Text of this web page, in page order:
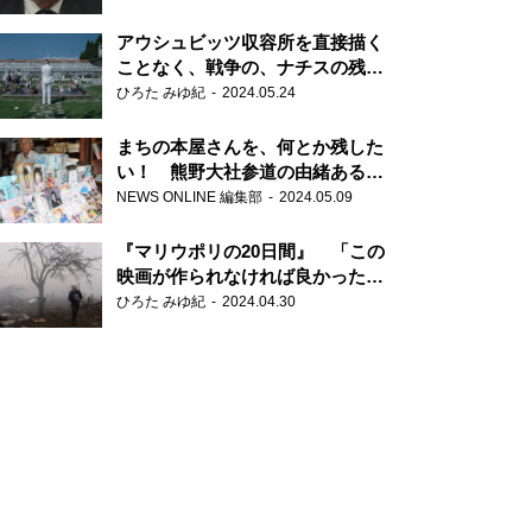
アウシュビッツ収容所を直接描く
ことなく、戦争の、ナチスの残虐
さが見える映画 『関心領域』
ひろた みゆ紀 2024.05.24
まちの本屋さんを、何とか残した
い！ 熊野大社参道の由緒ある書
店・三代目の強い思い
NEWS ONLINE 編集部 2024.05.09
『マリウポリの20日間』 「この
映画が作られなければ良かった」
と語る監督
ひろた みゆ紀 2024.04.30